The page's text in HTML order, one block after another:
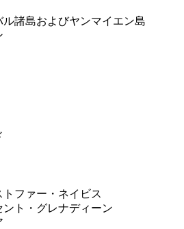
ル諸島およびヤンマイエン島
トファー・ネイビス
ント・グレナディーン